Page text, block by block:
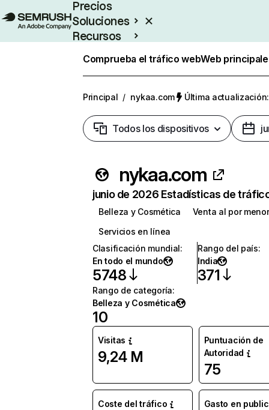
Precios
Soluciones
Recursos
Comprueba el tráfico webWeb
Principal / nykaa.com Última
Todos los dispositivos
nykaa.com
junio de 2026 Estadísticas de
Belleza y Cosmética
Venta al por menor
Servicios en línea
Clasificación mundial:
En todo el mundo
5748
Rango del país:
India
371
Rango de categoría:
Belleza y Cosmética
10
Visitas
9,24 M
Puntuación de
Autoridad
75
Coste del tráfico Gasto en